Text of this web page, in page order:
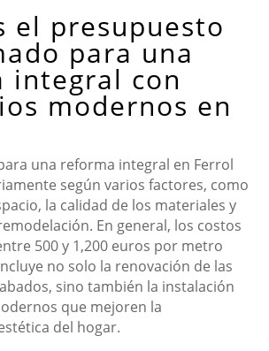
el presupuesto
para una
integral con
modernos en
una reforma integral en Ferrol
según varios factores, como
la calidad de los materiales y
En general, los costos
500 y 1,200 euros por metro
no solo la renovación de las
sino también la instalación
que mejoren la
del hogar.